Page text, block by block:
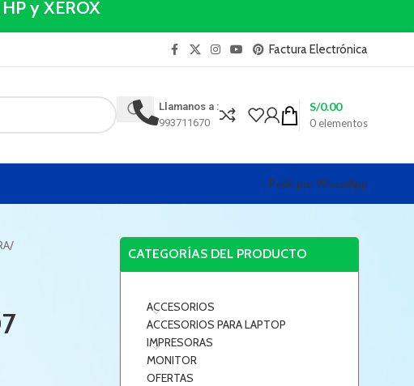
y XEROX
Factura Electrónica
Llamanos a :
993711670
0 elementos
S/0.00
Pedir por WhastApp
/
CATEGORÍAS DEL PRODUCTO
ACCESORIOS
ACCESORIOS PARA LAPTOP
IMPRESORAS
MONITOR
OFERTAS